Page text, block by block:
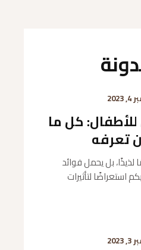
كل ما
تعرفه
بل يحمل فوائد
استعراضًا لتأثيرات